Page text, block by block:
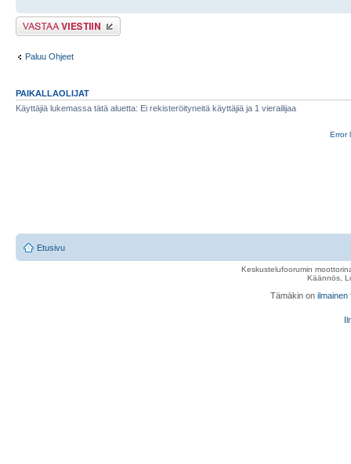
Lähetä vastaus
Paluu Ohjeet
PAIKALLAOLIJAT
Käyttäjiä lukemassa tätä aluetta: Ei rekisteröityneitä käyttäjiä ja 1 vierailijaa
Error
Etusivu
Keskustelufoorumin
Käännös,
Tämäkin on ilmainen